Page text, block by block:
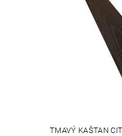
TMAVÝ KAŠTAN